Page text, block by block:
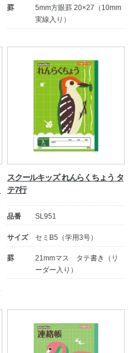
罫
5mm方眼罫 20×27（10mm
実線入り）
スクールキッズ れんらくちょう タ
テ7行
品番 SL951
サイズ セミB5（学用3号）
罫
21mmマス タテ書き（リ
ーダー入り）